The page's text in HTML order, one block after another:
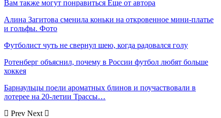
Вам также могут понравиться Еще от автора
Алина Загитова сменила коньки на откровенное мини-платье
и гольфы. Фото
Футболист чуть не свернул шею, когда радовался голу
Ротенберг объяснил, почему в России футбол любят больше
хоккея
Барнаульцы поели ароматных блинов и поучаствовали в
лотерее на 20-летии Трассы…
Prev Next